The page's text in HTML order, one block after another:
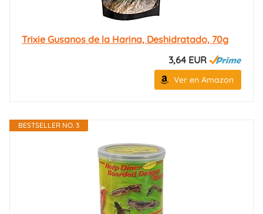
Trixie Gusanos de la Harina, Deshidratado, 70g
3,64 EUR
Ver en Amazon
BESTSELLER NO. 3